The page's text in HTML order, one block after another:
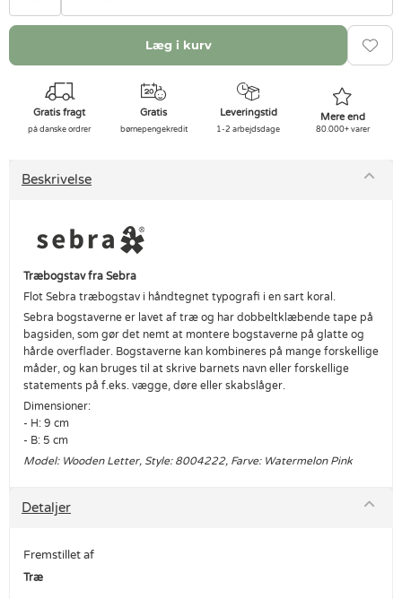
Læg i kurv
Gratis fragt
på danske ordrer
Gratis
børnepengekredit
Leveringstid
1-2 arbejdsdage
Mere end
80.000+ varer
Beskrivelse
Træbogstav fra Sebra
Flot Sebra træbogstav i håndtegnet typografi i en sart koral.
Sebra bogstaverne er lavet af træ og har dobbeltklæbende tape på
bagsiden, som gør det nemt at montere bogstaverne på glatte og
hårde overflader. Bogstaverne kan kombineres på mange forskellige
måder, og kan bruges til at skrive barnets navn eller forskellige
statements på f.eks. vægge, døre eller skabslåger.
Dimensioner:
- H: 9 cm
- B: 5 cm
Model: Wooden Letter, Style: 8004222, Farve: Watermelon Pink
Detaljer
Fremstillet af
Træ